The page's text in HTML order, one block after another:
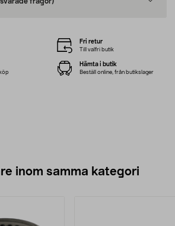
Fri retur
Till valfri butik
Hämta i butik
Beställ online, från butikslager
inom samma kategori